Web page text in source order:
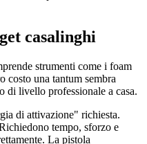
casalinghi
strumenti come i foam
costo una tantum sembra
di livello professionale a casa.
di attivazione" richiesta.
tempo, sforzo e
La pistola